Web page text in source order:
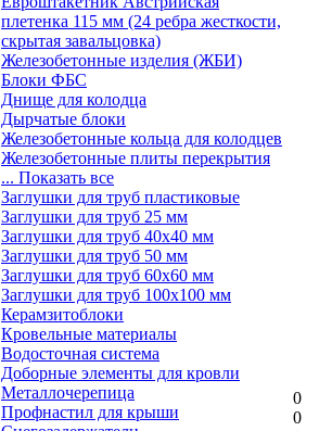
плетенка 115 мм (24 ребра жесткости,
скрытая завальцовка)
Железобетонные изделия (ЖБИ)
Блоки ФБС
Днище для колодца
Дырчатые блоки
Железобетонные кольца для колодцев
Железобетонные плиты перекрытия
... Показать все
Заглушки для труб пластиковые
Заглушки для труб 25 мм
Заглушки для труб 40х40 мм
Заглушки для труб 50 мм
Заглушки для труб 60х60 мм
Заглушки для труб 100х100 мм
Керамзитоблоки
Кровельные материалы
Водосточная система
Доборные элементы для кровли
Металлочерепица
Профнастил для крыши
0
0